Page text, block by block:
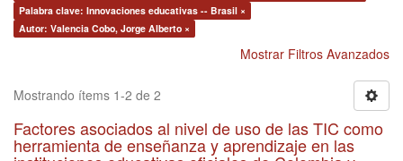
Palabra clave: Innovaciones educativas -- Brasil ×
Autor: Valencia Cobo, Jorge Alberto ×
Mostrar Filtros Avanzados
Mostrando ítems 1-2 de 2
Factores asociados al nivel de uso de las TIC como
herramienta de enseñanza y aprendizaje en las